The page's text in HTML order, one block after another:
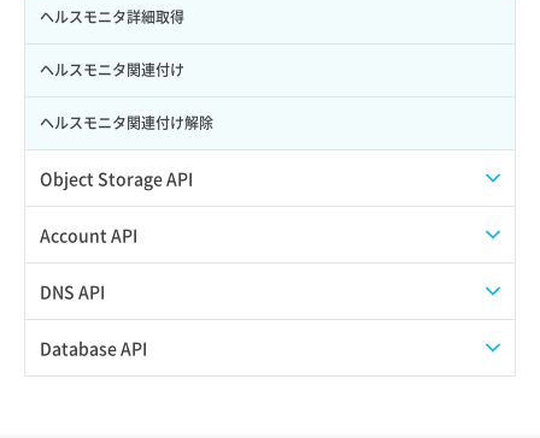
バックアップ詳細取得
ポートアタッチ
ポートデタッチ
ボリュームアタッチ
ボリュームデタッチ
ヘルスモニタ詳細取得
ヘルスモニタ関連付け
ヘルスモニタ関連付け解除
Object Storage API
Web公開
アカウント容量設定
アカウント情報取得
Account API
アイテム一覧取得
アイテム詳細取得
DNS API
ゾーンファイルインポート
Database API